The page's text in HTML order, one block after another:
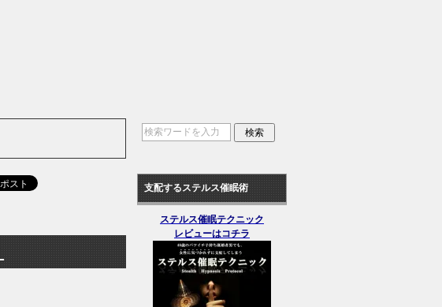
支配するステルス催眠術
ステルス催眠テクニック
レビューはコチラ